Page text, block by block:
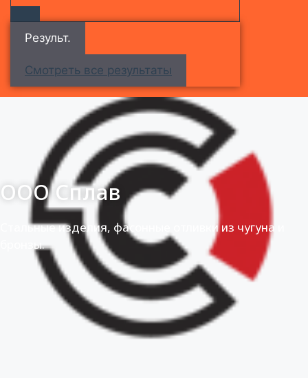
Результ.
Смотреть все результаты
ООО Сплав
Стальные изделия, фасонные отливки из чугуна и
бронзы.